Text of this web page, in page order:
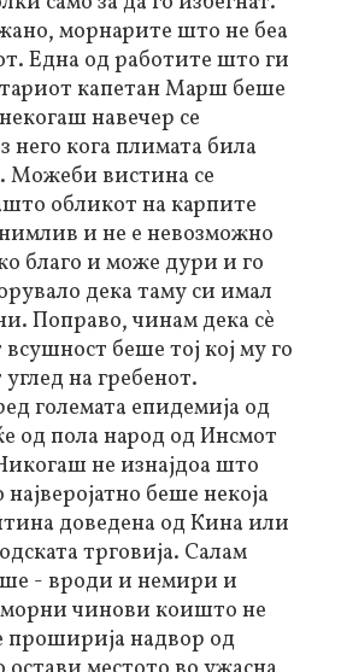
морнарите што не беа
Една од работите што ги
капетан Марш беше
навечер се
него кога плимата била
Можеби вистина се
обликот на карпите
и не е невозможно
благо и може дури и го
дека таму си имал
Поправо, чинам дека сѐ
беше тој кој му го
на гребенот.
големата епидемија од
од пола народ од Инсмот
не изнајдоа што
беше некоја
доведена од Кина или
трговија. Салам
- вроди и немири и
чинови коишто не
проширија надвор од